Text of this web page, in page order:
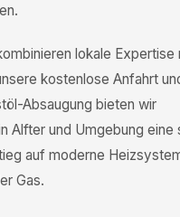
lokale
kostenlose Anfahrt
Absaugung bieten wir
Alfter und Umgebung eine
auf moderne
Gas.